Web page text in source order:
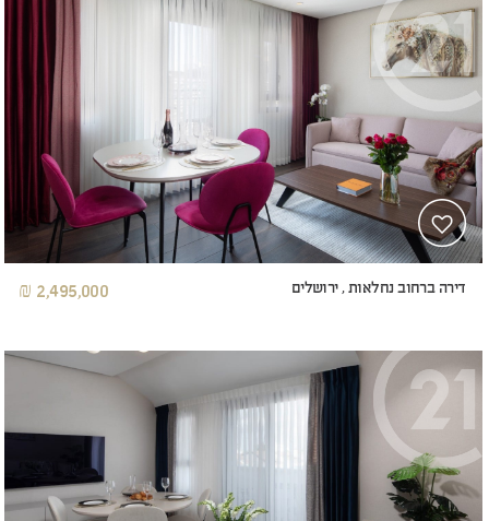
דירה ברחוב נחלאות , ירושלים 2,495,000 ₪